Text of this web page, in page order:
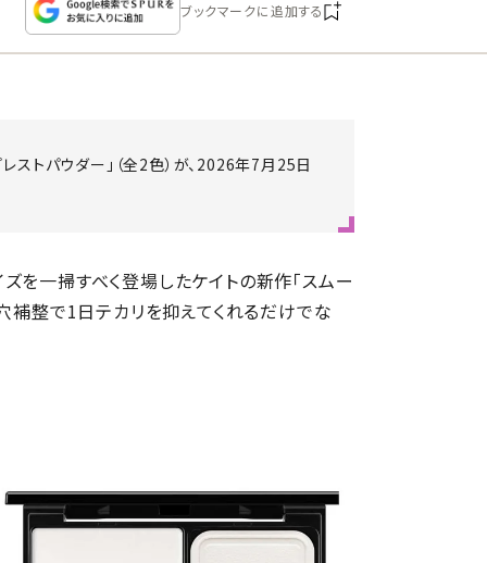
ブックマークに追加する
ストパウダー」（全2色）が、2026年7月25日
一掃すべく登場したケイトの新作「スムー
補整で1日テカリを抑えてくれるだけでな